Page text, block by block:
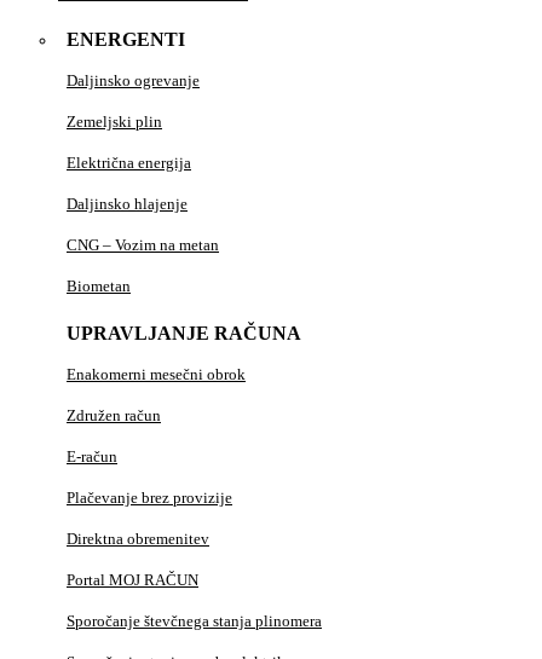
ENERGENTI
Daljinsko ogrevanje
Zemeljski plin
Električna energija
Daljinsko hlajenje
CNG – Vozim na metan
Biometan
UPRAVLJANJE RAČUNA
Enakomerni mesečni obrok
Združen račun
E-račun
Plačevanje brez provizije
Direktna obremenitev
Portal MOJ RAČUN
Sporočanje števčnega stanja plinomera